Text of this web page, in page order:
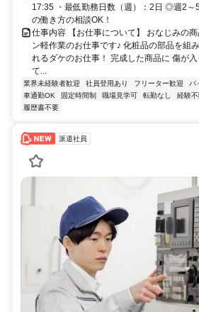
17:35 ・最低勤務日数（週）：2日 ◎週2
の働き方の相談OK！
仕事内容 【お仕事について】 おなじみの
ン軽作業のお仕事です♪ 化粧品の部品を組
れるダケのお仕事！ 完成した商品に 傷が
て...
業界未経験者歓迎 社員登用あり フリーター歓迎 バ
車通勤OK
固定時間制 職場見学可 転勤なし 経験不
履歴書不要
派遣社員